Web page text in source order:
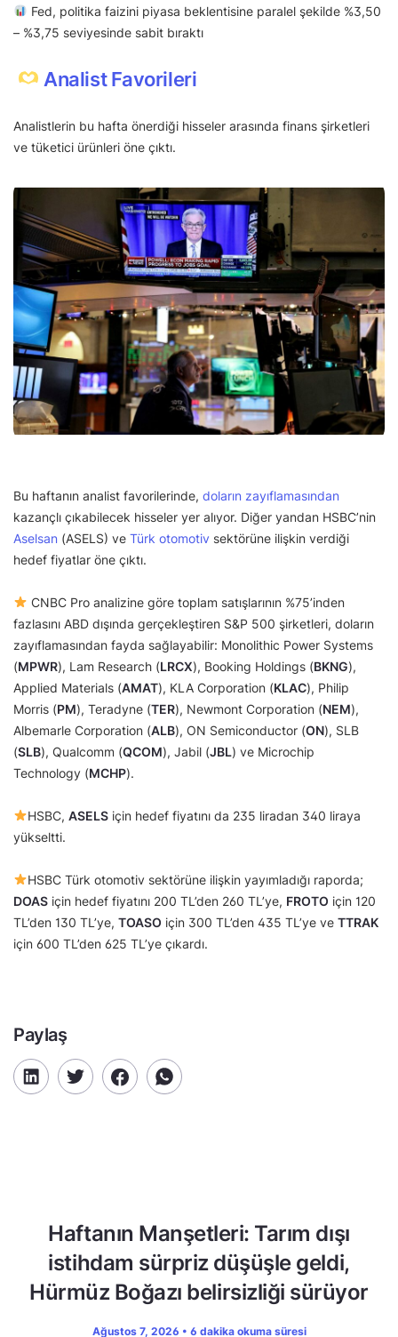
Fed, politika faizini piyasa beklentisine paralel şekilde %3,50
– %3,75 seviyesinde sabit bıraktı
Analist Favorileri
Analistlerin bu hafta önerdiği hisseler arasında finans şirketleri
ve tüketici ürünleri öne çıktı.
Bu haftanın analist favorilerinde, doların zayıflamasından
kazançlı çıkabilecek hisseler yer alıyor. Diğer yandan HSBC’nin
Aselsan (ASELS) ve Türk otomotiv sektörüne ilişkin verdiği
hedef fiyatlar öne çıktı.
CNBC Pro analizine göre toplam satışlarının %75’inden
fazlasını ABD dışında gerçekleştiren S&P 500 şirketleri, doların
zayıflamasından fayda sağlayabilir: Monolithic Power Systems
(MPWR), Lam Research (LRCX), Booking Holdings (BKNG),
Applied Materials (AMAT), KLA Corporation (KLAC), Philip
Morris (PM), Teradyne (TER), Newmont Corporation (NEM),
Albemarle Corporation (ALB), ON Semiconductor (ON), SLB
(SLB), Qualcomm (QCOM), Jabil (JBL) ve Microchip
Technology (MCHP).
HSBC, ASELSiçin hedef fiyatını da 235 liradan 340 liraya
yükseltti.
HSBC Türk otomotiv sektörüne ilişkin yayımladığı raporda;
DOAS için hedef fiyatını 200 TL’den 260 TL’ye, FROTO için 120
TL’den 130 TL’ye, TOASO için 300 TL’den 435 TL’ye ve TTRAK
için 600 TL’den 625 TL’ye çıkardı.
Paylaş
Haftanın Manşetleri: Tarım dışı
istihdam sürpriz düşüşle geldi,
Hürmüz Boğazı belirsizliği sürüyor
Ağustos 7, 2026 • 6 dakika okuma süresi